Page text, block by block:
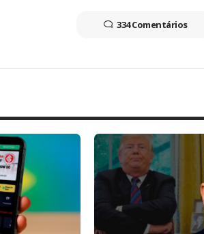
334 Comentários